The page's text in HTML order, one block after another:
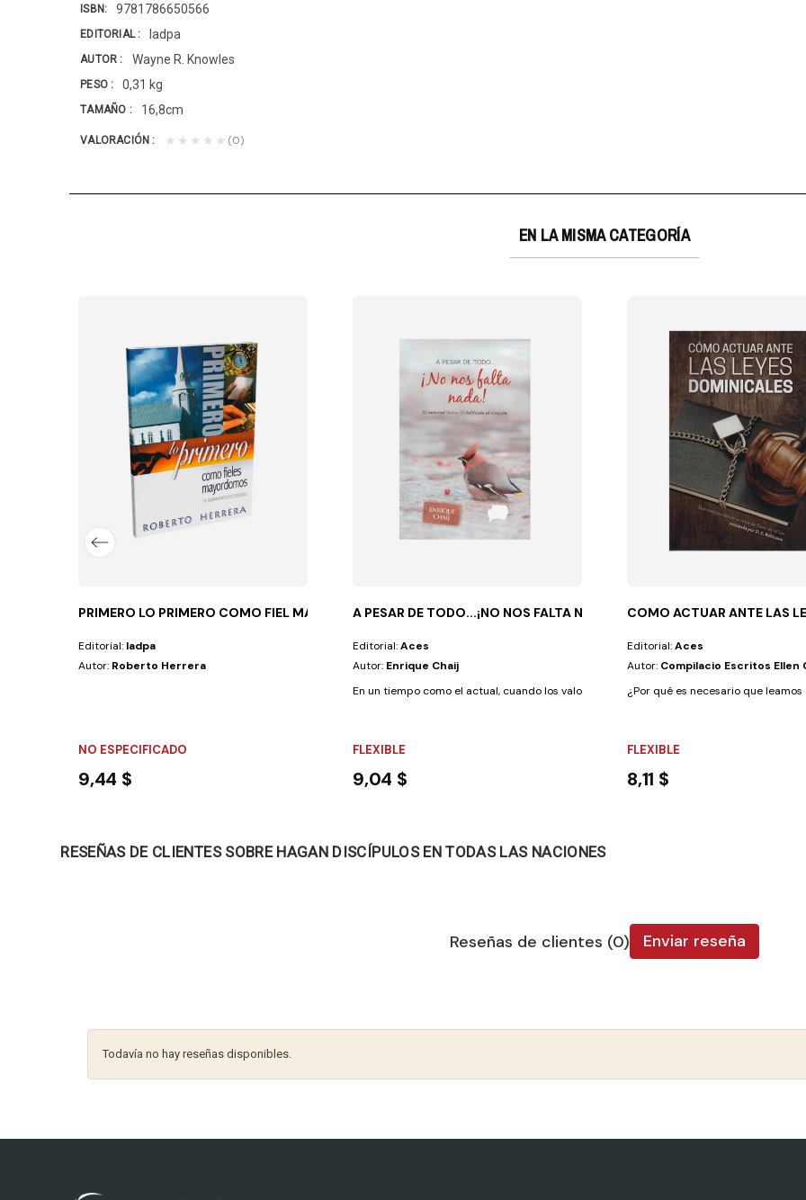
ISBN 9781786650566
EDITORIAL Iadpa
AUTOR Wayne R. Knowles
PESO 0,31 kg
TAMAÑO 16,8cm
VALORACIÓN ★★★★★ (0)
EN LA MISMA CATEGORÍA
PRIMERO LO PRIMERO COMO FIEL MAYORDOMO
Editorial: Iadpa
Autor: Roberto Herrera
NO ESPECIFICADO
9,44 $
A PESAR DE TODO...¡NO NOS FALTA NADA!
Editorial:Aces
Autor: Enrique Chaij
En un tiempo como el actual, cuando los valores superiores del espíritu están tan...
FLEXIBLE
9,04 $
COMO ACTUAR ANTE LAS
Editorial:Aces
Autor: Compilacio Escritos Ellen
¿Por qué es necesario que
FLEXIBLE
8,11 $
RESEÑAS DE CLIENTES SOBRE HAGAN DISCÍPULOS EN TODAS LAS NACIONES
Reseñas de clientes (0) Enviar reseña
Todavía no hay reseñas disponibles.